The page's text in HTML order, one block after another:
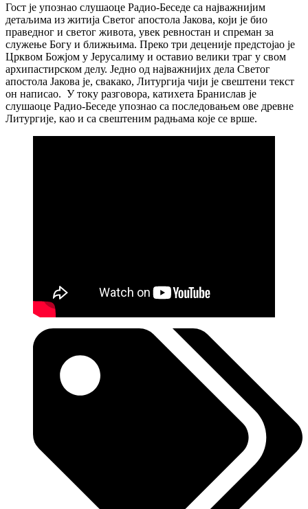
Гост је упознао слушаоце Радио-Беседе са најважнијим
детаљима из житија Светог апостола Јакова, који је био
праведног и светог живота, увек ревностан и спреман за
служење Богу и ближњима. Преко три деценије предстојао је
Црквом Божјом у Јерусалиму и оставио велики траг у свом
архипастирском делу. Једно од најважнијих дела Светог
апостола Јакова је, свакако, Литургија чији је свештени текст
он написао. У току разговора, катихета Бранислав је
слушаоце Радио-Беседе упознао са последовањем ове древне
Литургије, као и са свештеним радњама које се врше.